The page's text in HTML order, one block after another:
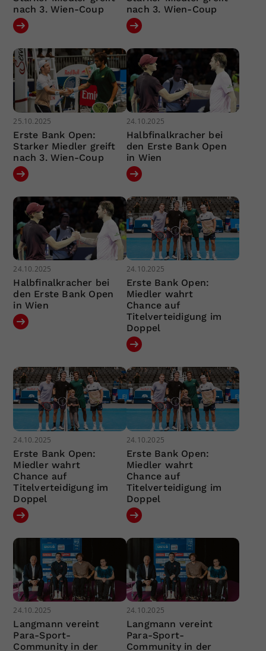
nach 3. Wien-Coup
nach 3. Wien-Coup
25.10.2025
Erste Bank Open:
Starker Miedler greift
nach 3. Wien-Coup
24.10.2025
Halbfinalkracher bei
den Erste Bank Open
in Wien
24.10.2025
Halbfinalkracher bei
den Erste Bank Open
in Wien
24.10.2025
Erste Bank Open:
Miedler wahrt
Chance auf
Titelverteidigung im
Doppel
24.10.2025
Erste Bank Open:
Miedler wahrt
Chance auf
Titelverteidigung im
Doppel
24.10.2025
Erste Bank Open:
Miedler wahrt
Chance auf
Titelverteidigung im
Doppel
24.10.2025
Langmann vereint
Para-Sport-
Community in der
24.10.2025
Langmann vereint
Para-Sport-
Community in der